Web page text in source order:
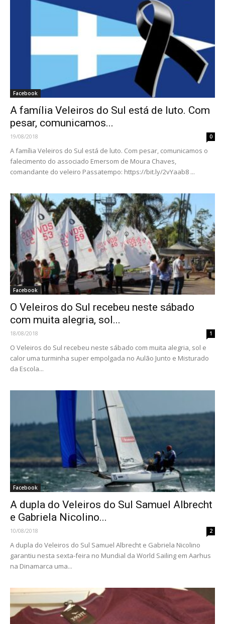
Facebook
A família Veleiros do Sul está de luto. Com
pesar, comunicamos...
19/08/2018 0
A família Veleiros do Sul está de luto. Com pesar, comunicamos o
falecimento do associado Emersom de Moura Chaves,
comandante do veleiro Passatempo: https://bit.ly/2vYaab8 ...
Facebook
O Veleiros do Sul recebeu neste sábado
com muita alegria, sol...
18/08/2018 1
O Veleiros do Sul recebeu neste sábado com muita alegria, sol e
calor uma turminha super empolgada no Aulão Junto e Misturado
da Escola...
Facebook
A dupla do Veleiros do Sul Samuel Albrecht
e Gabriela Nicolino...
10/08/2018 2
A dupla do Veleiros do Sul Samuel Albrecht e Gabriela Nicolino
garantiu nesta sexta-feira no Mundial da World Sailing em Aarhus
na Dinamarca uma...